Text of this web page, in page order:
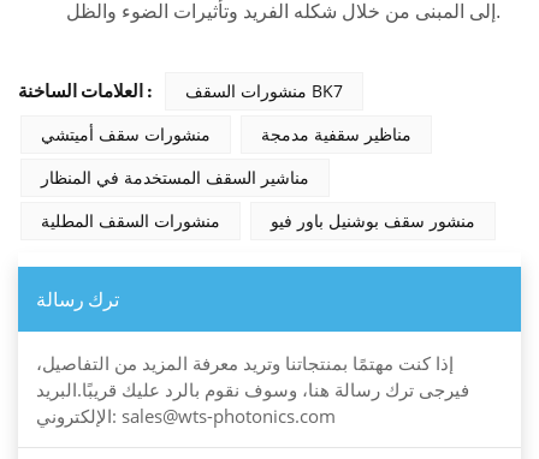
إلى المبنى من خلال شكله الفريد وتأثيرات الضوء والظل.
العلامات الساخنة :
منشورات السقف BK7
منشورات سقف أميتشي
مناظير سقفية مدمجة
مناشير السقف المستخدمة في المنظار
منشورات السقف المطلية
منشور سقف بوشنيل باور فيو
ترك رسالة
إذا كنت مهتمًا بمنتجاتنا وتريد معرفة المزيد من التفاصيل،
فيرجى ترك رسالة هنا، وسوف نقوم بالرد عليك قريبًا.البريد
الإلكتروني: sales@wts-photonics.com